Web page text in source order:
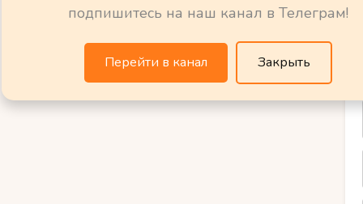
в мире.подпишитесь на наш канал в Телеграм!
Перейти в канал Закрыть